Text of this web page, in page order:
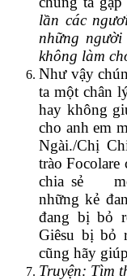
lần các
những
không làm
Như vậy
ta một chân
hay không
cho anh em
Ngài./Chị
trào
chia sẻ
những kẻ
đang bị bỏ
Giêsu bị bỏ
cũng hãy
Truyện: Tìm